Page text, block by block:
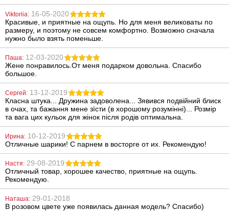
701 грн
Лубрикант на
водній основі
Just Glide, 200
мл
500 грн
Вібратор Baile
Waves Of
Pleasure Fantasy
Vibe
Viktoriia: 16-05-2020
Красивые, и приятные на ощупь. Но для меня великоваты по
размеру, и поэтому не совсем комфортно. Возможно сначала
нужно было взять поменьше.
Паша: 12-03-2020
Жене понравилось.От меня подарком довольна. Спасибо
большое.
Сергей: 13-12-2019
Класна штука... Дружина задоволена... Зявився подвійний блиск
в очах, та бажання мене зїсти (в хорошому розумінні)... Розмір
та вага цих кульок для жінок після родів оптимальна.
Ирина: 10-12-2019
Отличные шарики! С парнем в восторге от их. Рекомендую!
Настя: 29-08-2019
Отличный товар, хорошее качество, приятные на ощупь.
Рекомендую.
Наташа: 29-01-2018
В розовом цвете уже появилась данная модель? Спасибо)